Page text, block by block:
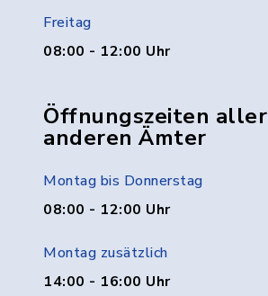
Freitag
08:00 - 12:00 Uhr
Öffnungszeiten aller
anderen Ämter
Montag bis Donnerstag
08:00 - 12:00 Uhr
Montag zusätzlich
14:00 - 16:00 Uhr